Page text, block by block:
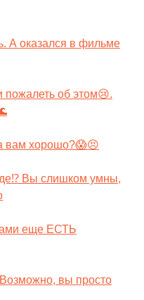
А оказался в фильме
об этом😢.
вам хорошо?😱😣
Вы слишком умны,
еще ЕСТЬ
вы просто